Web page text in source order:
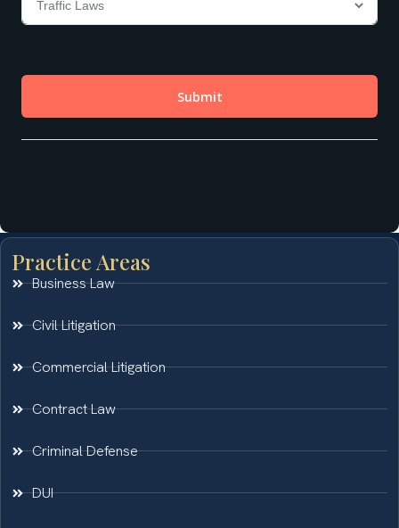
Practice Areas
Business Law
Civil Litigation
Commercial Litigation
Contract Law
Criminal Defense
DUI